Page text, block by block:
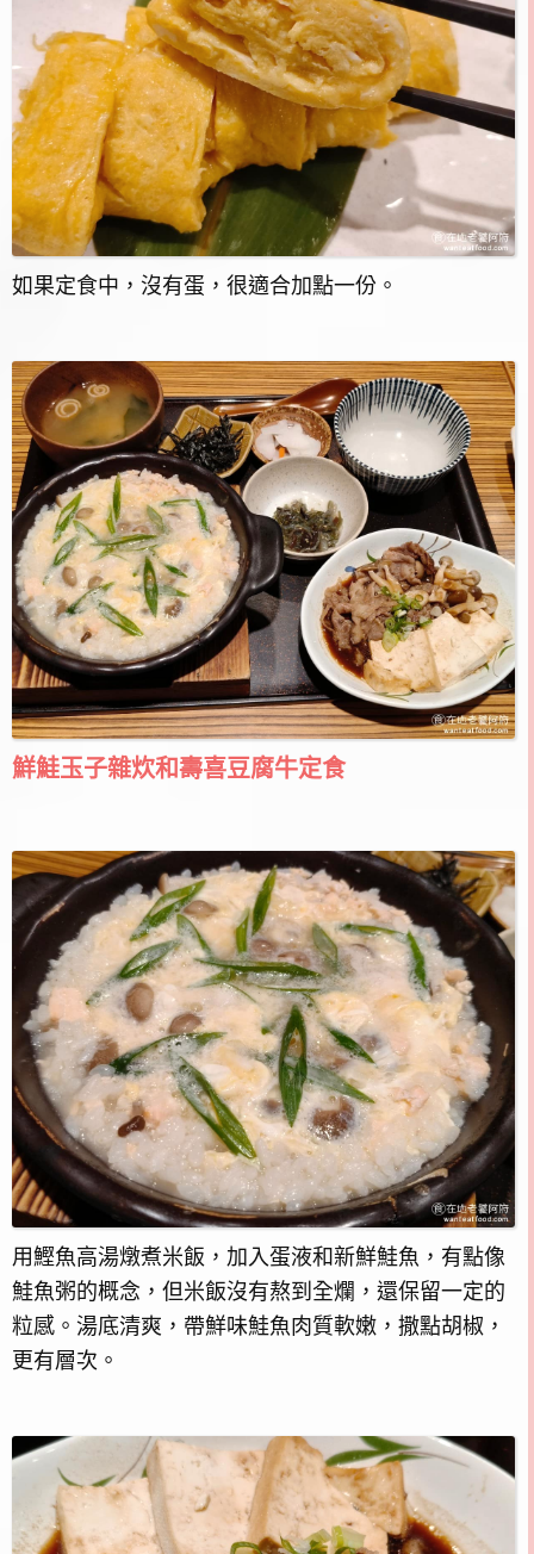
如果定食中，沒有蛋，很適合加點一份。
鮮鮭玉子雜炊和壽喜豆腐牛定食
用鰹魚高湯燉煮米飯，加入蛋液和新鮮鮭魚，有點像
鮭魚粥的概念，但米飯沒有熬到全爛，還保留一定的
粒感。湯底清爽，帶鮮味鮭魚肉質軟嫩，撒點胡椒，
更有層次。